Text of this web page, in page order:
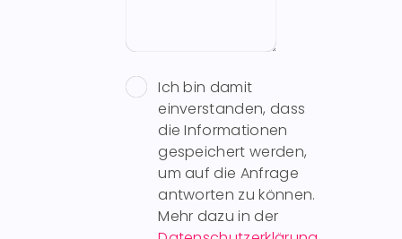
Ich bin damit
einverstanden, dass
die Informationen
gespeichert werden,
um auf die Anfrage
antworten zu können.
Mehr dazu in der